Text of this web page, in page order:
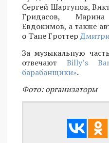
Сергей Шаргунов,
Гридасов,
Евдокимов, а также
о Тане Гроттер
За музыкальную
отвечают Billy’s
барабанщики».
Фото: организаторы